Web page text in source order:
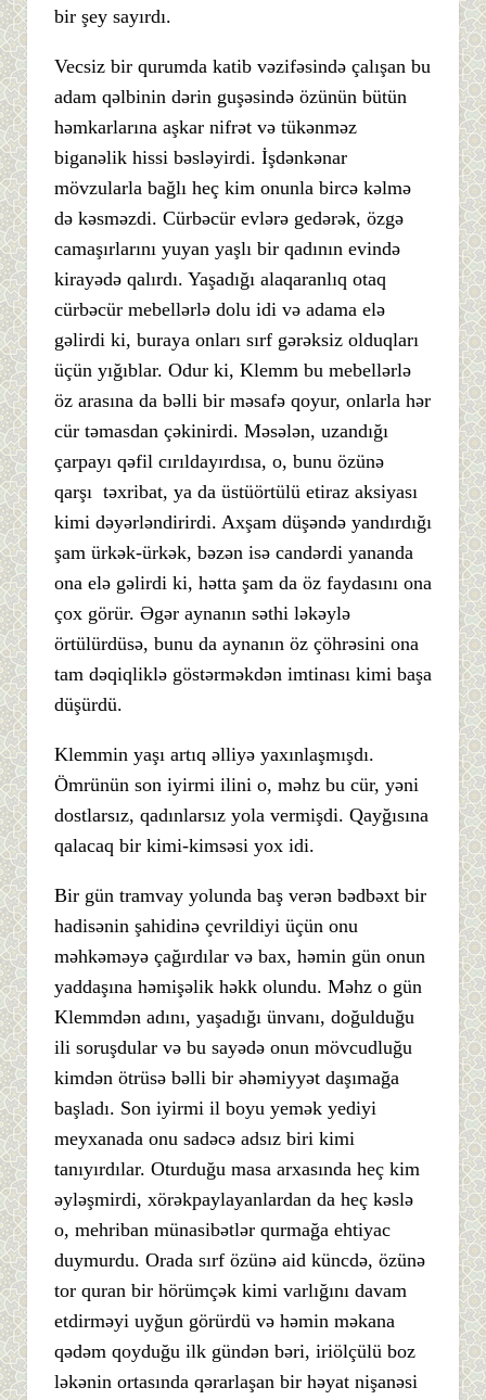
bir şey sayırdı.
Vecsiz bir qurumda katib vəzifəsində çalışan bu
adam qəlbinin dərin guşəsində özünün bütün
həmkarlarına aşkar nifrət və tükənməz
biganəlik hissi bəsləyirdi. İşdənkənar
mövzularla bağlı heç kim onunla bircə kəlmə
də kəsməzdi. Cürbəcür evlərə gedərək, özgə
camaşırlarını yuyan yaşlı bir qadının evində
kirayədə qalırdı. Yaşadığı alaqaranlıq otaq
cürbəcür mebellərlə dolu idi və adama elə
gəlirdi ki, buraya onları sırf gərəksiz olduqları
üçün yığıblar. Odur ki, Klemm bu mebellərlə
öz arasına da bəlli bir məsafə qoyur, onlarla hər
cür təmasdan çəkinirdi. Məsələn, uzandığı
çarpayı qəfil cırıldayırdısa, o, bunu özünə
qarşı təxribat, ya da üstüörtülü etiraz aksiyası
kimi dəyərləndirirdi. Axşam düşəndə yandırdığı
şam ürkək-ürkək, bəzən isə candərdi yananda
ona elə gəlirdi ki, hətta şam da öz faydasını ona
çox görür. Əgər aynanın səthi ləkəylə
örtülürdüsə, bunu da aynanın öz çöhrəsini ona
tam dəqiqliklə göstərməkdən imtinası kimi başa
düşürdü.
Klemmin yaşı artıq əlliyə yaxınlaşmışdı.
Ömrünün son iyirmi ilini o, məhz bu cür, yəni
dostlarsız, qadınlarsız yola vermişdi. Qayğısına
qalacaq bir kimi-kimsəsi yox idi.
Bir gün tramvay yolunda baş verən bədbəxt bir
hadisənin şahidinə çevrildiyi üçün onu
məhkəməyə çağırdılar və bax, həmin gün onun
yaddaşına həmişəlik həkk olundu. Məhz o gün
Klemmdən adını, yaşadığı ünvanı, doğulduğu
ili soruşdular və bu sayədə onun mövcudluğu
kimdən ötrüsə bəlli bir əhəmiyyət daşımağa
başladı. Son iyirmi il boyu yemək yediyi
meyxanada onu sadəcə adsız biri kimi
tanıyırdılar. Oturduğu masa arxasında heç kim
əyləşmirdi, xörəkpaylayanlardan da heç kəslə
o, mehriban münasibətlər qurmağa ehtiyac
duymurdu. Orada sırf özünə aid küncdə, özünə
tor quran bir hörümçək kimi varlığını davam
etdirməyi uyğun görürdü və həmin məkana
qədəm qoyduğu ilk gündən bəri, iriölçülü boz
ləkənin ortasında qərarlaşan bir həyat nişanəsi